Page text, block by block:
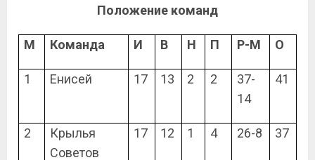
Положение команд
М Команда И В Н П Р-М О
1 Енисей 17 13 2 2
37-
14
41
2
Крылья
Советов
17 12 1 4 26-8 37